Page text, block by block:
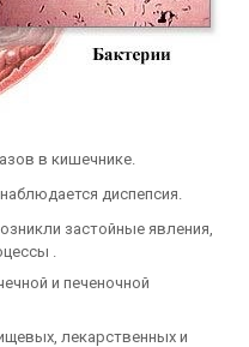
в кишечнике.
диспепсия.
застойные явления,
.
и печеночной
лекарственных и